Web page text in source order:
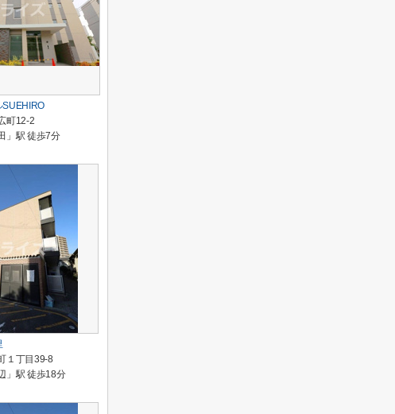
SUEHIRO
町12-2
」駅 徒歩7分
１丁目39-8
」駅 徒歩18分